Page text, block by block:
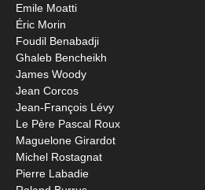
Emile Moatti
Éric Morin
Foudil Benabadji
Ghaleb Bencheikh
James Woody
Jean Corcos
Jean-François Lévy
Le Père Pascal Roux
Maguelone Girardot
Michel Rostagnat
Pierre Labadie